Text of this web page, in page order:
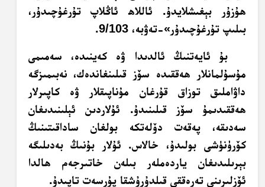
ھۇزۇر بېغىشلايدۇ. ئاللاھ ئاڭلاپ تۇرغۇچىدۇر،
بىلىپ تۇرغۇچىدۇر»-تەۋبە، 9/103.
بۇ ئايەتنىڭ ئالدىدا ۋە كەينىدە، سەمىمى
مۇسۇلمانلار ھەققىدە سۆز قىلىنغاندەك، نەبىمىزگە
داۋاملىق توزاق قۇرغان مۇناپىقلار ۋە كاپىرلار
ھەققىدىمۇ سۆز قىلىنىدۇ. ئۇلاردىن ئېلىنىدىغان
سەدىقە، پەقەت دۆلەتكە بولغان ساداقىتىنىڭ
كۆرۈنۈشى بولىدۇ، خالاس. ئۇلار بۇنىڭ بەدىلىگە
بېرىلىدىغان ياردەملەر بىلەن خاتىرجەم ھالدا
ئۆزلىرىنى تەرەققى قىلدۇرۇشقا پۇرسەت تاپىدۇ.